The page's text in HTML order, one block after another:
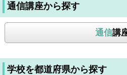
通信講座から探す
通信講
学校を都道府県から探す